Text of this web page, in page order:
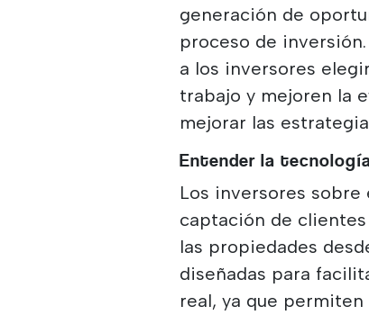
generación de
proceso de
a los inversores
trabajo y mejoren la
mejorar las
Entender la
Los inversores
captación de
las propiedades
diseñadas para
real, ya que